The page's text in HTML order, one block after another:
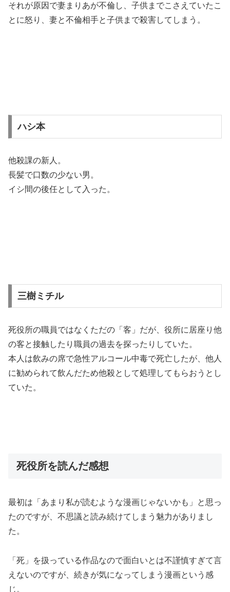
それが原因で妻まりあが不倫し、子供までこさえていたこ
とに怒り、妻と不倫相手と子供まで殺害してしまう。
ハシ本
他殺課の新人。
長髪で口数の少ない男。
イシ間の後任として入った。
三樹ミチル
死役所の職員ではなくただの「客」だが、役所に居座り他
の客と接触したり職員の過去を探ったりしていた。
本人は飲みの席で急性アルコール中毒で死亡したが、他人
に勧められて飲んだため他殺として処理してもらおうとし
ていた。
死役所を読んだ感想
最初は「あまり私が読むような漫画じゃないかも」と思っ
たのですが、不思議と読み続けてしまう魅力がありまし
た。
「死」を扱っている作品なので面白いとは不謹慎すぎて言
えないのですが、続きが気になってしまう漫画という感
じ。